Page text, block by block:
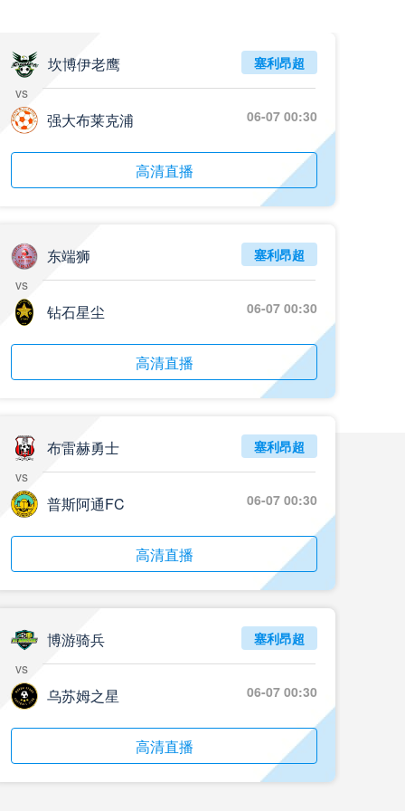
坎博伊老鹰
vs
强大布莱克浦
塞利昂超
06-07 00:30
高清直播
东端狮
vs
钻石星尘
塞利昂超
06-07 00:30
高清直播
布雷赫勇士
vs
普斯阿通FC
塞利昂超
06-07 00:30
高清直播
博游骑兵
vs
乌苏姆之星
塞利昂超
06-07 00:30
高清直播